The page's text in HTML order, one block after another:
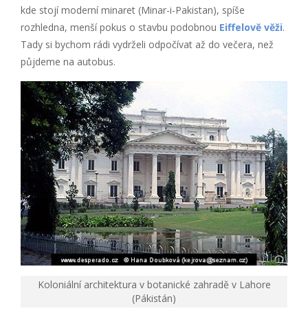
kde stojí moderní minaret (Minar-i-Pakistan), spíše
rozhledna, menší pokus o stavbu podobnou Eiffelově věži.
Tady si bychom rádi vydrželi odpočívat až do večera, než
půjdeme na autobus.
Koloniální architektura v botanické zahradě v Lahore
(Pákistán)